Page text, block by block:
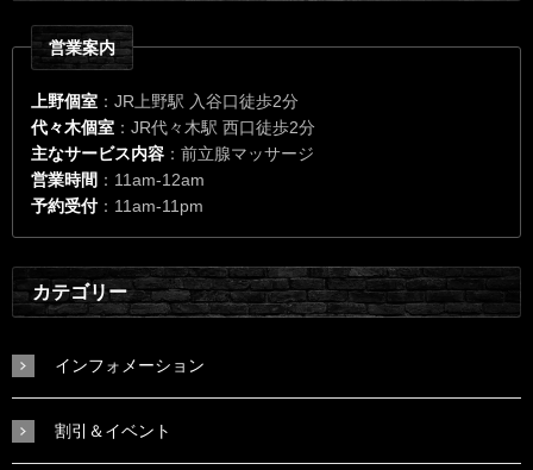
営業案内
上野個室 ：JR上野駅 入谷口徒歩2分
代々木個室 ：JR代々木駅 西口徒歩2分
主なサービス内容 ：前立腺マッサージ
営業時間 ：11am-12am
予約受付：11am-11pm
カテゴリー
インフォメーション
割引＆イベント